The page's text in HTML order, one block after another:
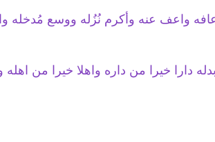
واعف عنه وأكرم نُزُله ووسع مُدخله